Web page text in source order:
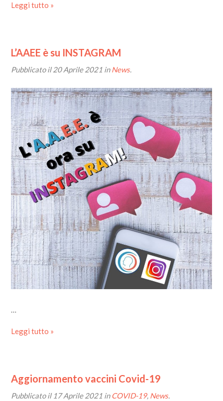
Leggi tutto »
L’AAEE è su INSTAGRAM
Pubblicato il20 Aprile 2021 inNews.
…
Leggi tutto »
Aggiornamento vaccini Covid-19
Pubblicato il 17 Aprile 2021 inCOVID-19, News.